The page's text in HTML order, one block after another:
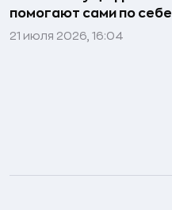
помогают сами по себе
21 июля 2026, 16:04